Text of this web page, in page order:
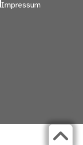
Impressum